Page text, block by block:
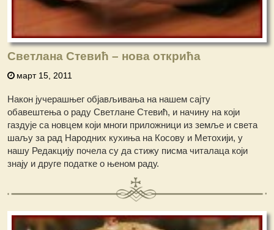
Светлана Стевић – нова открића
март 15, 2011
Након јучерашњег објављивања на нашем сајту
обавештења о раду Светлане Стевић, и начину на који
газдује са новцем који многи приложници из земље и света
шаљу за рад Народних кухиња на Косову и Метохији, у
нашу Редакцију почела су да стижу писма читалаца који
знају и друге податке о њеном раду.